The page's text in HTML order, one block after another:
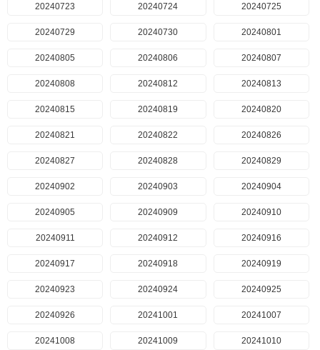
20240723 20240724 20240725
20240729 20240730 20240801
20240805 20240806 20240807
20240808 20240812 20240813
20240815 20240819 20240820
20240821 20240822 20240826
20240827 20240828 20240829
20240902 20240903 20240904
20240905 20240909 20240910
20240911 20240912 20240916
20240917 20240918 20240919
20240923 20240924 20240925
20240926 20241001 20241007
20241008 20241009 20241010